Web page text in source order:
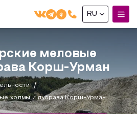
RU
меловые
Корш-Урман
холмы и дубрава Корш-Урман